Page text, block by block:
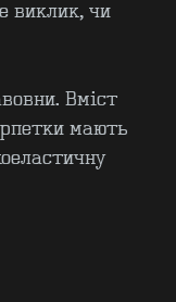
виклик, чи
Вміст
мають